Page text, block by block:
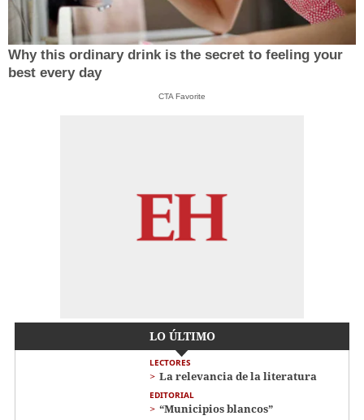
Why this ordinary drink is the secret to feeling your
best every day
CTA Favorite
LO ÚLTIMO
LECTORES
La relevancia de la literatura
EDITORIAL
“Municipios blancos”